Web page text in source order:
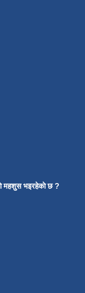
महशुस भइरहेकाे छ ?